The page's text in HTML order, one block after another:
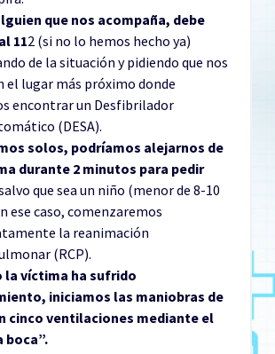
que nos acompaña, debe
112 (si no lo hemos hecho ya)
de la situación y pidiendo que nos
el lugar más próximo donde
encontrar un Desfibrilador
(DESA).
solos, podríamos alejarnos de
durante 2 minutos para pedir
que sea un niño (menor de 8-10
ese caso, comenzaremos
la reanimación
(RCP).
la víctima ha sufrido
iniciamos las maniobras de
cinco ventilaciones mediante el
boca”.